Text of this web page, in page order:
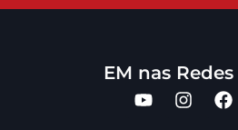
EM nas